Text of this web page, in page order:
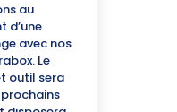
au
d’une
avec nos
Le
outil sera